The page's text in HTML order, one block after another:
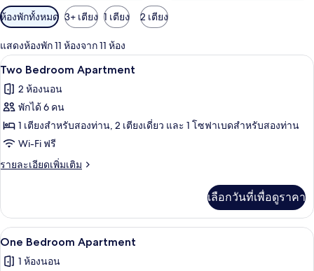
ตัว
กรอง
ที่
มี
ให้
สำหรับ
ห้อง
พัก
ห้องพักทั้งหมด 3+ เตียง 1 เตียง 2 เตียง
แสดงห้องพัก 11 ห้องจาก 11 ห้อง
เปิด
ภาพถ่าย
ทั้งหมด
ของ
Two
Bedroom
โต๊ะทำงาน, ห้องเก็บเสียง, Wi-Fi ฟรี, ผ้
5
Two Bedroom Apartment
2 ห้องนอน
พักได้ 6 คน
1 เตียงสำหรับสองท่าน, 2 เตียงเดี่ยว และ 1 โซฟาเบดสำหรับสองท่าน
Wi-Fi ฟรี
รายละเอียดเพิ่มเติม
ราย
เกี่ยว
กับ
Two
Apartment
เลือกวันที่เพื่อดูราคา
เปิด
ภาพถ่าย
โต๊ะทำงาน, ห้องเก็บเสียง, Wi-Fi ฟรี, ผ้
5
One Bedroom Apartment
1 ห้องนอน